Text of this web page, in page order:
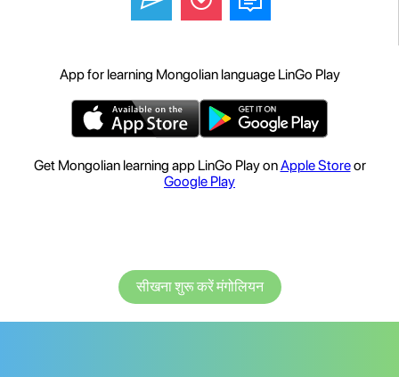
App for learning Mongolian language LinGo Play
Get Mongolian learning app LinGo Play onApple Storeor
Google Play
सीखना शुरू करें मंगोलियन